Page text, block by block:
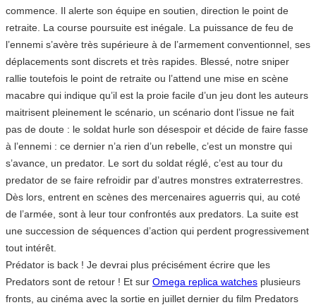
commence. Il alerte son équipe en soutien, direction le point de
retraite. La course poursuite est inégale. La puissance de feu de
l’ennemi s’avère très supérieure à de l’armement conventionnel, ses
déplacements sont discrets et très rapides. Blessé, notre sniper
rallie toutefois le point de retraite ou l’attend une mise en scène
macabre qui indique qu’il est la proie facile d’un jeu dont les auteurs
maitrisent pleinement le scénario, un scénario dont l’issue ne fait
pas de doute : le soldat hurle son désespoir et décide de faire fasse
à l’ennemi : ce dernier n’a rien d’un rebelle, c’est un monstre qui
s’avance, un predator. Le sort du soldat réglé, c’est au tour du
predator de se faire refroidir par d’autres monstres extraterrestres.
Dès lors, entrent en scènes des mercenaires aguerris qui, au coté
de l’armée, sont à leur tour confrontés aux predators. La suite est
une succession de séquences d’action qui perdent progressivement
tout intérêt.
Prédator is back ! Je devrai plus précisément écrire que les
Predators sont de retour ! Et sur Omega replica watches plusieurs
fronts, au cinéma avec la sortie en juillet dernier du film Predators